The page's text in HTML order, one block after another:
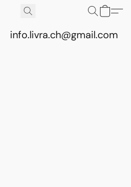
info.livra.ch@gmail.com